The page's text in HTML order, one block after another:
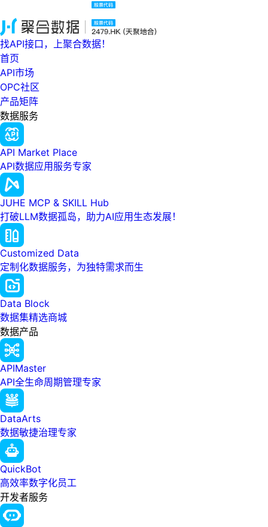
找API接口，上聚合数据！
首页
API市场
OPC社区
产品矩阵
数据服务
API Market Place
API数据应用服务专家
JUHE MCP & SKILL Hub
打破LLM数据孤岛，助力AI应用生态发展！
Customized Data
定制化数据服务，为独特需求而生
Data Block
数据集精选商城
数据产品
APIMaster
API全生命周期管理专家
DataArts
数据敏捷治理专家
QuickBot
高效率数字化员工
开发者服务